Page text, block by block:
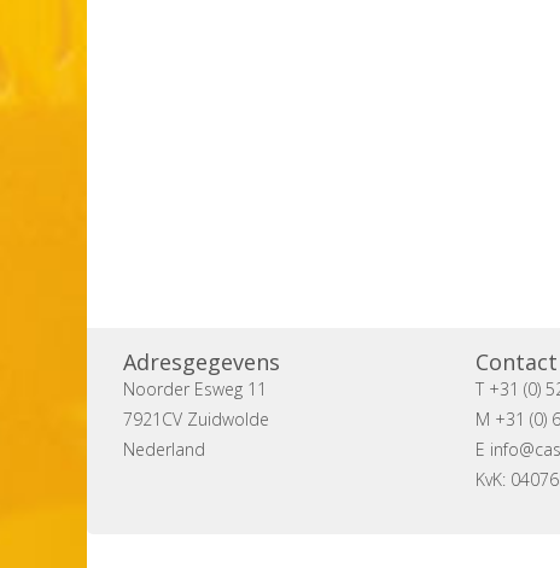
Adresgegevens
Noorder Esweg 11
7921CV Zuidwolde
Nederland
Contact
T +31 (0)
M +31 (0)
E
KvK: